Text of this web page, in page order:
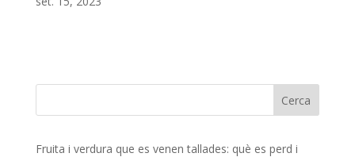
Fruita i verdura que es venen tallades: què es perd i